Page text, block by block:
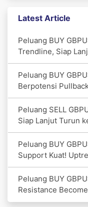
Latest Article
Peluang BUY
Trendline, Siap
Peluang BUY
Berpotensi
Peluang SELL
Siap Lanjut Turun
Peluang BUY
Support Kuat!
Peluang BUY
Resistance